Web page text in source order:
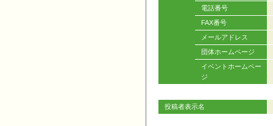
電話番号
FAX番号
メールアドレス
団体ホームページ
イベントホームペー
ジ
投稿者表示名